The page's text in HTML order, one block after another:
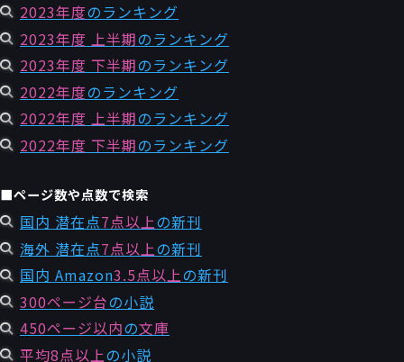
2023年度のランキング
2023年度 上半期のランキング
2023年度 下半期のランキング
2022年度のランキング
2022年度 上半期のランキング
2022年度 下半期のランキング
■ページ数や点数で検索
国内 潜在点7点以上の新刊
海外 潜在点7点以上の新刊
国内 Amazon3.5点以上の新刊
300ページ台の小説
450ページ以内の文庫
平均8点以上の小説